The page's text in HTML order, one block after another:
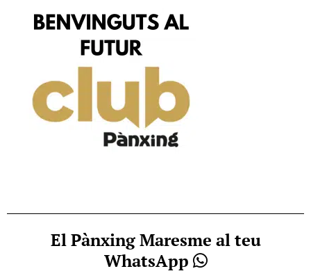
El Pànxing Maresme al teu
WhatsApp